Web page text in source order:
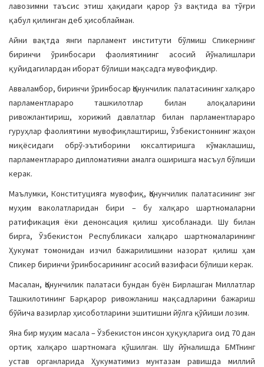
лавозимни таъсис этиш ҳақидаги қарор ўз вақтида ва тўғри
қабул қилинган деб ҳисоблайман.
Айни вақтда янги парламент институти бўлмиш Спикернинг
биринчи ўринбосари фаолиятининг асосий йўналишлари
қуйидагилардан иборат бўлиши мақсадга мувофиқдир.
Авваламбор, биринчи ўринбосар Қонунчилик палатасининг халқаро
парламентлараро ташкилотлар билан алоқаларини
ривожлантириш, хорижий давлатлар билан парламентлараро
гуруҳлар фаолиятини мувофиқлаштириш, Ўзбекистоннинг жаҳон
миқёсидаги обрў-эътиборини юксалтиришга кўмаклашиш,
парламентлараро дипломатияни амалга оширишга масъул бўлиши
керак.
Маълумки, Конституцияга мувофиқ, Қонунчилик палатасининг энг
муҳим ваколатларидан бири – бу халқаро шартномаларни
ратификация ёки денонсация қилиш ҳисобланади. Шу билан
бирга, Ўзбекистон Республикаси халқаро шартномаларининг
Ҳукумат томонидан изчил бажарилишини назорат қилиш ҳам
Спикер биринчи ўринбосарининг асосий вазифаси бўлиши керак.
Масалан, Қонунчилик палатаси бундан буён Бирлашган Миллатлар
Ташкилотининг Барқарор ривожланиш мақсадларини бажариш
бўйича вазирлар ҳисоботларини эшитишни йўлга қўйиши лозим.
Яна бир муҳим масала – Ўзбекистон инсон ҳуқуқларига оид 70 дан
ортиқ халқаро шартномага қўшилган. Шу йўналишда БМТнинг
устав органларида Ҳукуматимиз мунтазам равишда миллий